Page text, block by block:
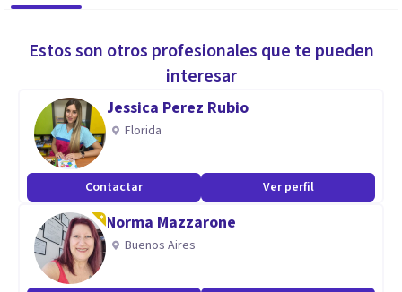
Estos son otros profesionales que te pueden
interesar
Jessica Perez Rubio
Florida
Contactar Ver perfil
Norma Mazzarone
Buenos Aires